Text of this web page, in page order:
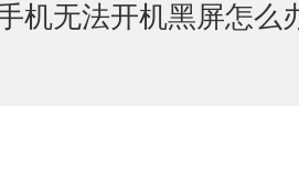
机无法开机黑屏怎么